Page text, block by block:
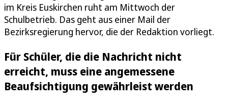
im Kreis Euskirchen ruht am Mittwoch der
Schulbetrieb. Das geht aus einer Mail der
Bezirksregierung hervor, die der Redaktion vorliegt.
Für Schüler, die die Nachricht nicht
erreicht, muss eine angemessene
Beaufsichtigung gewährleist werden